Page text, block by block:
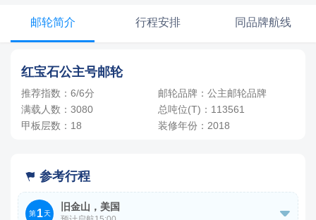
3人，人均单价
/人 - 0 间 +
4人，人均单价
￥/人 - 0
邮轮简介 行程安排 同品牌航线
红宝石公主号邮轮
推荐指数：6/6分
邮轮品牌：公主邮轮品牌
满载人数：3080
总吨位(T)：113561
甲板层数：18
装修年份：2018
 参考行程
第 1天
旧金山，美国
